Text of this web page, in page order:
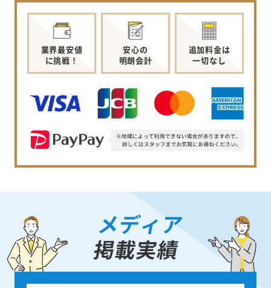
業界最安値
に挑戦！
安心の
明朗会計
追加料金は
一切なし
メディア
掲載実績